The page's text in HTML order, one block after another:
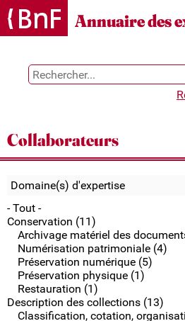
Gestion des cookies
Annuaire des
Collaborateurs
Domaine(s) d'expertise
- Tout -
Conservation (11)
Archivage matériel des
Numérisation patrimoniale (4)
Préservation numérique (5)
Préservation physique (1)
Restauration (1)
Description des collections (13)
Classification, cotation,